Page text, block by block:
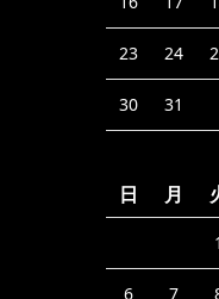
23 24
30 31
日
月
1
6 7